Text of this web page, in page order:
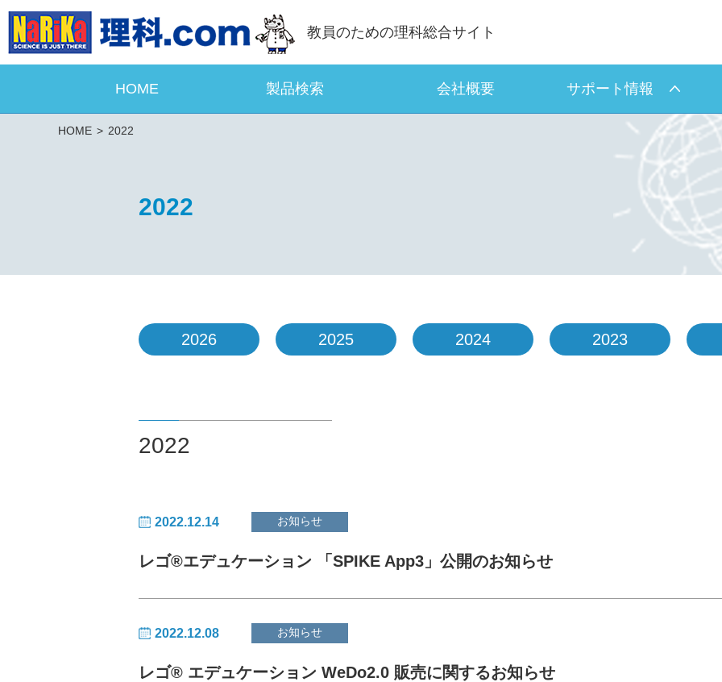
教員のための理科総合サイト
HOME 製品検索 会社概要 サポート情報
HOME 2022
2022
2026 2025 2024 2023
2022
2022.12.14 お知らせ
レゴ®エデュケーション 「SPIKE App3」公開のお知らせ
2022.12.08 お知らせ
レゴ® エデュケーション WeDo2.0 販売に関するお知らせ